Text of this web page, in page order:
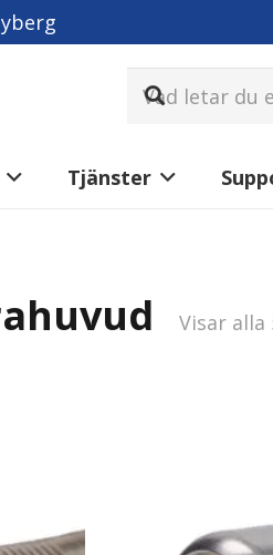
Tjänster
Visar